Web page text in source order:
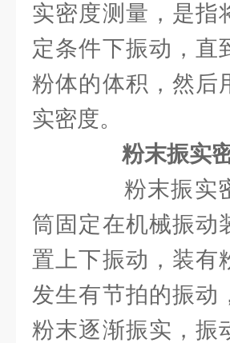
实密度测量，是指
定条件下振动，直
粉体的体积，然后
实密度。
粉末振实
粉末振实密
筒固定在机械振动
置上下振动，装有
发生有节拍的振动
粉末逐渐振实，振